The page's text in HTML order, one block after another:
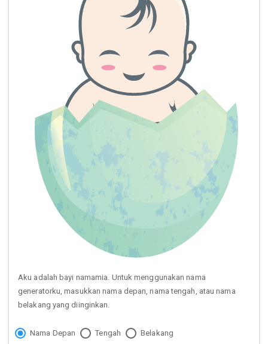
Aku adalah bayi namamia. Untuk menggunakan nama
generatorku, masukkan nama depan, nama tengah, atau nama
belakang yang diinginkan.
Nama Depan Tengah Belakang